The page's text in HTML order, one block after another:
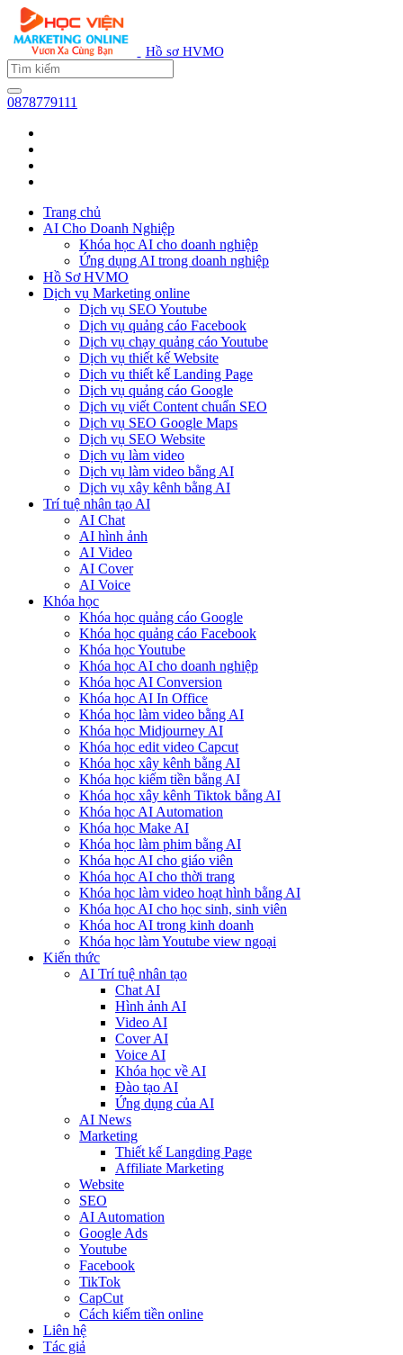
Hồ sơ HVMO
0878779111
Trang chủ
AI Cho Doanh Nghiệp
Khóa học AI cho doanh nghiệp
Ứng dụng AI trong doanh nghiệp
Hồ Sơ HVMO
Dịch vụ Marketing online
Dịch vụ SEO Youtube
Dịch vụ quảng cáo Facebook
Dịch vụ chạy quảng cáo Youtube
Dịch vụ thiết kế Website
Dịch vụ thiết kế Landing Page
Dịch vụ quảng cáo Google
Dịch vụ viết Content chuẩn SEO
Dịch vụ SEO Google Maps
Dịch vụ SEO Website
Dịch vụ làm video
Dịch vụ làm video bằng AI
Dịch vụ xây kênh bằng AI
Trí tuệ nhân tạo AI
AI Chat
AI hình ảnh
AI Video
AI Cover
AI Voice
Khóa học
Khóa học quảng cáo Google
Khóa học quảng cáo Facebook
Khóa học Youtube
Khóa học AI cho doanh nghiệp
Khóa học AI Conversion
Khóa học AI In Office
Khóa học làm video bằng AI
Khóa học Midjourney AI
Khóa học edit video Capcut
Khóa học xây kênh bằng AI
Khóa học kiếm tiền bằng AI
Khóa học xây kênh Tiktok bằng AI
Khóa học AI Automation
Khóa học Make AI
Khóa học làm phim bằng AI
Khóa học AI cho giáo viên
Khóa học AI cho thời trang
Khóa học làm video hoạt hình bằng AI
Khóa học AI cho học sinh, sinh viên
Khóa hoc AI trong kinh doanh
Khóa học làm Youtube view ngoại
Kiến thức
AI Trí tuệ nhân tạo
Chat AI
Hình ảnh AI
Video AI
Cover AI
Voice AI
Khóa học về AI
Đào tạo AI
Ứng dụng của AI
AI News
Marketing
Thiết kế Langding Page
Affiliate Marketing
Website
SEO
AI Automation
Google Ads
Youtube
Facebook
TikTok
CapCut
Cách kiếm tiền online
Liên hệ
Tác giả